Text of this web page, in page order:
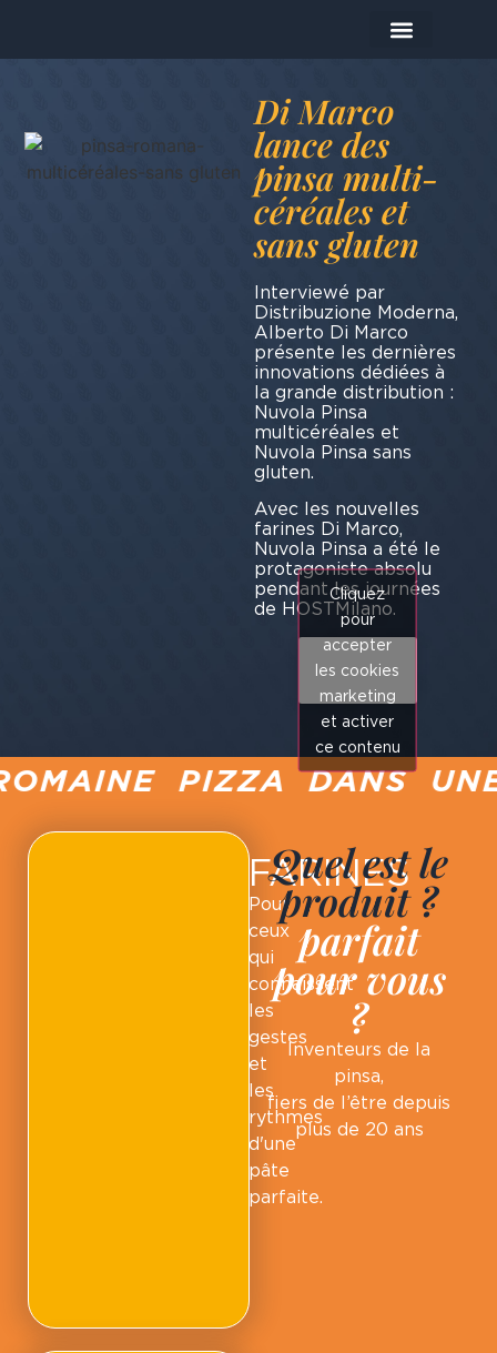
Di Marco
lance des
pinsa multi-
céréales et
sans gluten
Interviewé par
Distribuzione Moderna,
Alberto Di Marco
présente les dernières
innovations dédiées à
la grande distribution :
Nuvola Pinsa
multicéréales et
Nuvola Pinsa sans
gluten.
Avec les nouvelles
farines Di Marco,
Nuvola Pinsa a été le
protagoniste absolu
pendant les journées
de HOSTMilano.
Cliquez
pour
accepter
les cookies
marketing
et activer
ce contenu
PIZZA DANS
FARINES
Pour
ceux
qui
connaissent
les
gestes
et
les
rythmes
d'une
pâte
parfaite.
Quel est le
produit ?
parfait
pour vous
?
Inventeurs de la
pinsa,
fiers de l’être depuis
plus de 20 ans